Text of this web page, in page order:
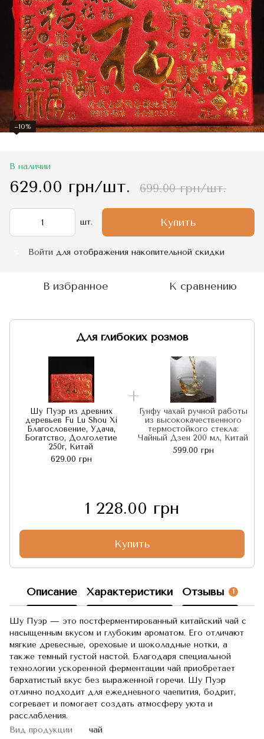
−10%
В наличии
629.00 грн/шт. 699.00 грн/шт.
шт. Купить
Войти для отображения накопительной скидки
В избранное К сравнению
Для глибоких розмов
Шу Пуэр из древних
деревьев Fu Lu Shou Xi
Благословение, Удача,
Богатство, Долголетие
250г, Китай
629.00 грн
Гунфу чахай ручной работы
из высококачественного
термостойкого стекла:
Чайный Дзен 200 мл, Китай
599.00 грн
1 228.00 грн
Купить
Описание Характеристики Отзывы 1
Шу Пуэр — это постферментированный китайский чай с
насыщенным вкусом и глубоким ароматом. Его отличают
мягкие древесные, ореховые и шоколадные нотки, а
также темный густой настой. Благодаря специальной
технологии ускоренной ферментации чай приобретает
бархатистый вкус без выраженной горечи. Шу Пуэр
отлично подходит для ежедневного чаепития, бодрит,
согревает и помогает создать атмосферу уюта и
расслабления.
Вид продукции
чай